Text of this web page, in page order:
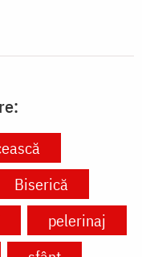
Biserică
pelerinaj